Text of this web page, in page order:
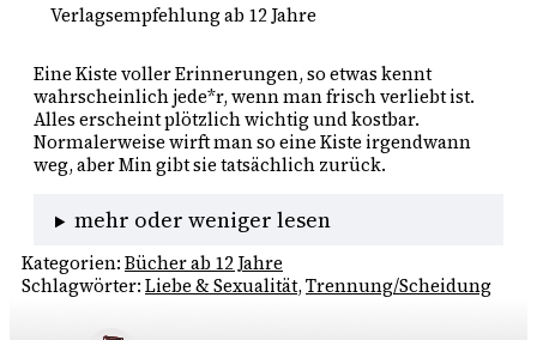
Verlagsempfehlung ab 12 Jahre
Eine Kiste voller Erinnerungen, so etwas kennt
wahrscheinlich jede*r, wenn man frisch verliebt ist.
Alles erscheint plötzlich wichtig und kostbar.
Normalerweise wirft man so eine Kiste irgendwann
weg, aber Min gibt sie tatsächlich zurück.
mehr oder weniger lesen
Kategorien: Bücher ab 12 Jahre
Schlagwörter: Liebe & Sexualität, Trennung/Scheidung